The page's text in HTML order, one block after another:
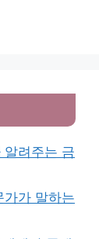
알려주는 금
가가 말하는